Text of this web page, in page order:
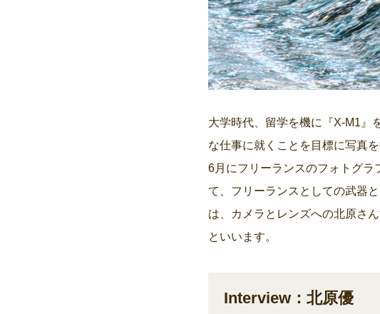
大学時代、留学を機に『X-M1』
な仕事に就くことを目標に写真
6月にフリーランスのフォトグラ
て、フリーランスとしての武器
は、カメラとレンズへの北原さ
といいます。
Interview：北原優